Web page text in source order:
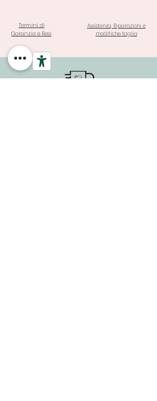
Termini di
Garanzia e Resi
Assistenza, Riparazioni e
modifiche taglia